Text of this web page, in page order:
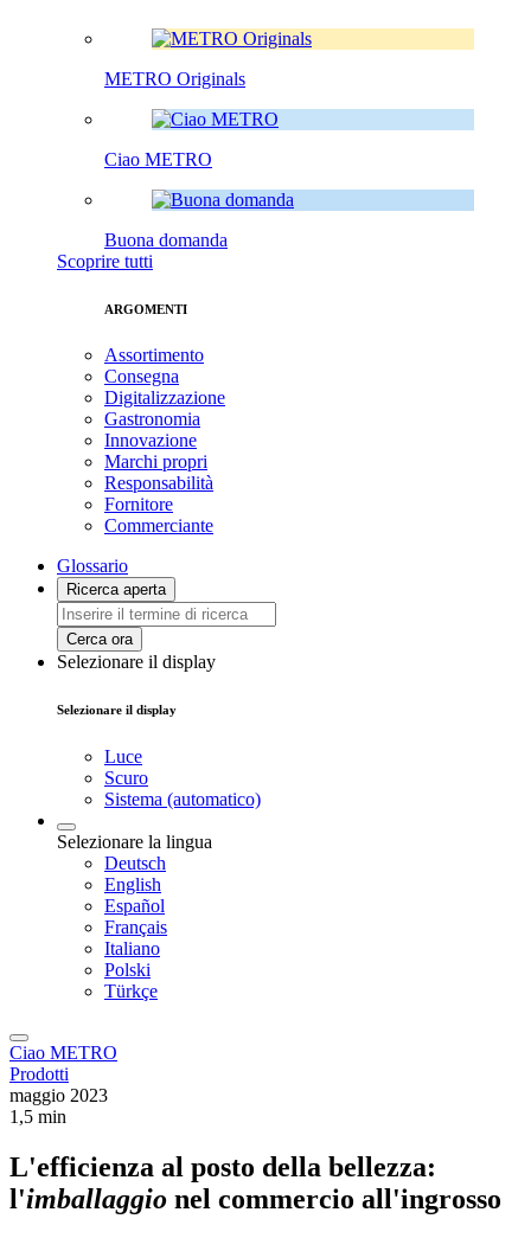
METRO Originals
Ciao METRO
Buona domanda
Scoprire tutti
ARGOMENTI
Assortimento
Consegna
Digitalizzazione
Gastronomia
Innovazione
Marchi propri
Responsabilità
Fornitore
Commerciante
Glossario
Ricerca aperta
Cerca ora
Selezionare il display
Selezionare il display
Luce
Scuro
Sistema (automatico)
Selezionare la lingua
Deutsch
English
Español
Français
Italiano
Polski
Türkçe
Ciao METRO
Prodotti
maggio 2023
1,5 min
L'efficienza al posto della bellezza:
l'imballaggio nel commercio all'ingrosso